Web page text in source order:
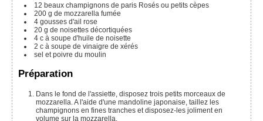
12 beaux champignons de paris Rosés ou petits cèpes
200 g de mozzarella fumée
4 gousses d'ail rose
20 g de noisettes décortiquées
4 c à soupe d'huile de noisette
2 c à soupe de vinaigre de xérés
sel et poivre du moulin
Préparation
Dans le fond de l'assiette, disposez trois petits morceaux de
mozzarella. A l'aide d'une mandoline japonaise, taillez les
champignons en fines tranches et disposez-les joliment en
volume sur la mozzarella.